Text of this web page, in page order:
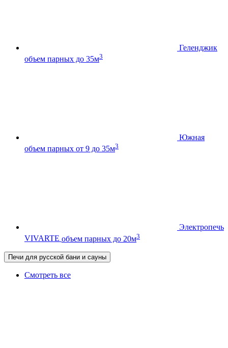
Геленджик
объем парных до 35м3
Южная
объем парных от 9 до 35м3
Электропечь
VIVARTE объем парных до 20м3
Печи для русской бани и сауны
Смотреть все